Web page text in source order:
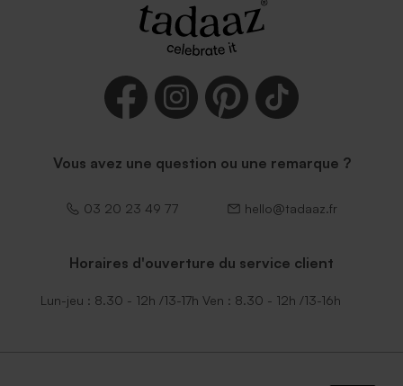
Vous avez une question ou une remarque ?
03 20 23 49 77 hello@tadaaz.fr
Horaires d'ouverture du service client
Lun-jeu : 8.30 - 12h /13-17h Ven : 8.30 - 12h /13-16h